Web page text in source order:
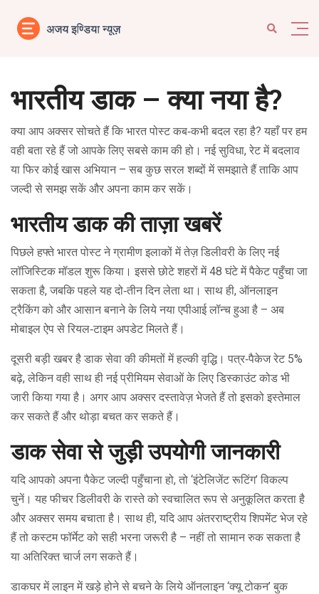
भारतीय डाक – क्या नया है?
क्या आप अक्सर सोचते हैं कि भारत पोस्ट कब‑कभी बदल रहा है? यहाँ पर हम
वही बता रहे हैं जो आपके लिए सबसे काम की हो। नई सुविधा, रेट में बदलाव
या फिर कोई खास अभियान – सब कुछ सरल शब्दों में समझाते हैं ताकि आप
जल्दी से समझ सकें और अपना काम कर सकें।
भारतीय डाक की ताज़ा खबरें
पिछले हफ्ते भारत पोस्ट ने ग्रामीण इलाकों में तेज़ डिलीवरी के लिए नई
लॉजिस्टिक मॉडल शुरू किया। इससे छोटे शहरों में 48 घंटे में पैकेट पहुँचा जा
सकता है, जबकि पहले यह दो‑तीन दिन लेता था। साथ ही, ऑनलाइन
ट्रैकिंग को और आसान बनाने के लिये नया एपीआई लॉन्च हुआ है – अब
मोबाइल ऐप से रियल‑टाइम अपडेट मिलते हैं।
दूसरी बड़ी खबर है डाक सेवा की कीमतों में हल्की वृद्धि। पत्र‑पैकेज रेट 5%
बढ़े, लेकिन वही साथ ही नई प्रीमियम सेवाओं के लिए डिस्काउंट कोड भी
जारी किया गया है। अगर आप अक्सर दस्तावेज़ भेजते हैं तो इसको इस्तेमाल
कर सकते हैं और थोड़ा बचत कर सकते हैं।
डाक सेवा से जुड़ी उपयोगी जानकारी
यदि आपको अपना पैकेट जल्दी पहुँचाना हो, तो ‘इंटेलिजेंट रूटिंग’ विकल्प
चुनें। यह फीचर डिलीवरी के रास्ते को स्वचालित रूप से अनुकूलित करता है
और अक्सर समय बचाता है। साथ ही, यदि आप अंतरराष्ट्रीय शिपमेंट भेज रहे
हैं तो कस्टम फॉर्मेट को सही भरना जरूरी है – नहीं तो सामान रुक सकता है
या अतिरिक्त चार्ज लग सकते हैं।
डाकघर में लाइन में खड़े होने से बचने के लिये ऑनलाइन ‘क्यू टोकन’ बुक